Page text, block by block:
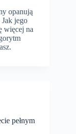
opanują
jego
więcej na
pełnym